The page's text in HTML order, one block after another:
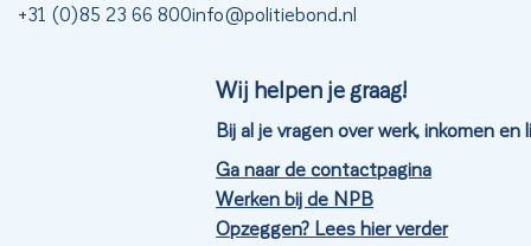
+31 (0)85 23 66 800info@politiebond.nl
Wij helpen je graag!
Bij al je vragen over werk, inkomen en
Ga naar de contactpagina
Werken bij de NPB
Opzeggen? Lees hier verder